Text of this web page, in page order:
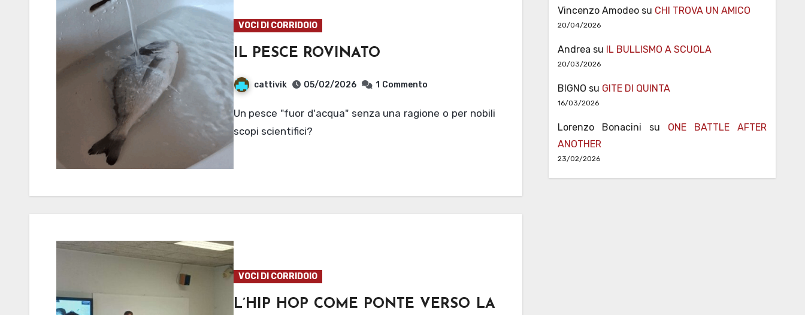
VOCI DI CORRIDOIO
IL PESCE ROVINATO
cattivik 05/02/2026 1 Commento
Un pesce "fuor d'acqua" senza una ragione o per nobili
scopi scientifici?
VOCI DI CORRIDOIO
L’HIP HOP COME PONTE VERSO LA
Vincenzo Amodeosu CHI TROVA UN AMICO
20/04/2026
Andrea su IL BULLISMO A SCUOLA
20/03/2026
BIGNO su GITE DI QUINTA
16/03/2026
Lorenzo Bonacini su ONE BATTLE AFTER
ANOTHER
23/02/2026